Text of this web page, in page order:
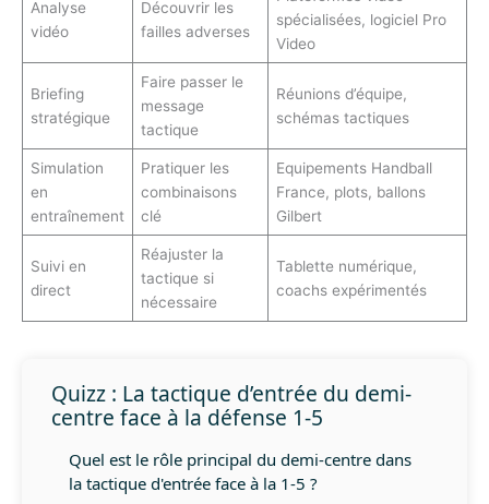
Analyse
vidéo
Découvrir les
failles adverses
spécialisées, logiciel Pro
Video
Briefing
stratégique
Faire passer le
message
tactique
Réunions d’équipe,
schémas tactiques
Simulation
en
entraînement
Pratiquer les
combinaisons
clé
Equipements Handball
France, plots, ballons
Gilbert
Suivi en
direct
Réajuster la
tactique si
nécessaire
Tablette numérique,
coachs expérimentés
Quizz : La tactique d’entrée du demi-
centre face à la défense 1-5
Quel est le rôle principal du demi-centre dans
la tactique d'entrée face à la 1-5 ?